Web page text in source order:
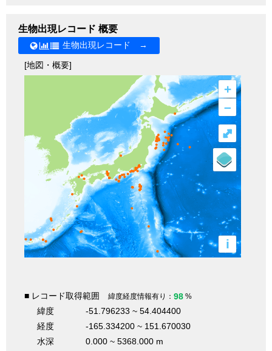
生物出現レコード 概要
生物出現レコード →
[地図・概要]
+
–
i
⤢
■ レコード取得範囲 緯度経度情報有り： 98 %
緯度
-51.796233 ~ 54.404400
経度
-165.334200 ~ 151.670030
水深
0.000 ~ 5368.000 m